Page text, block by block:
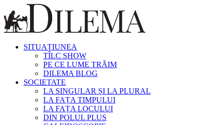
SITUAȚIUNEA
TÎLC SHOW
PE CE LUME TRĂIM
DILEMA BLOG
SOCIETATE
LA SINGULAR ȘI LA PLURAL
LA FAȚA TIMPULUI
LA FAȚA LOCULUI
DIN POLUL PLUS